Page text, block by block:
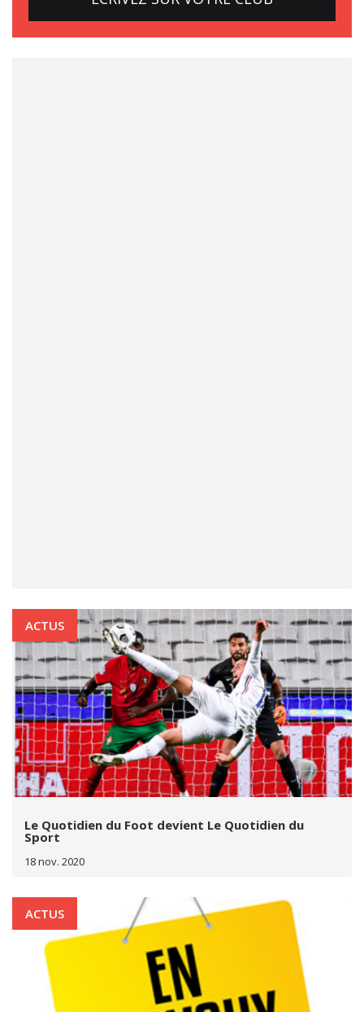
ACTUS
Le Quotidien du Foot devient Le Quotidien du
Sport
18 nov. 2020
ACTUS